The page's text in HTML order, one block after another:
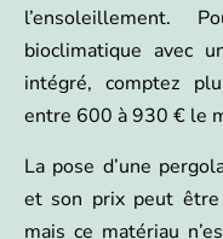
l’ensoleillement.
bioclimatique avec
intégré, comptez
entre 600 à 930 € le
La pose d’une
et son prix peut
mais ce matériau